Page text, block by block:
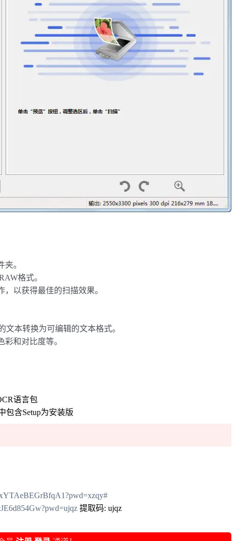
。
格式。
以获得最佳的扫描效果。
本转换为可编辑的文本格式。
和对比度等。
语言包
包含Setup为安装版
提取码: ujqz